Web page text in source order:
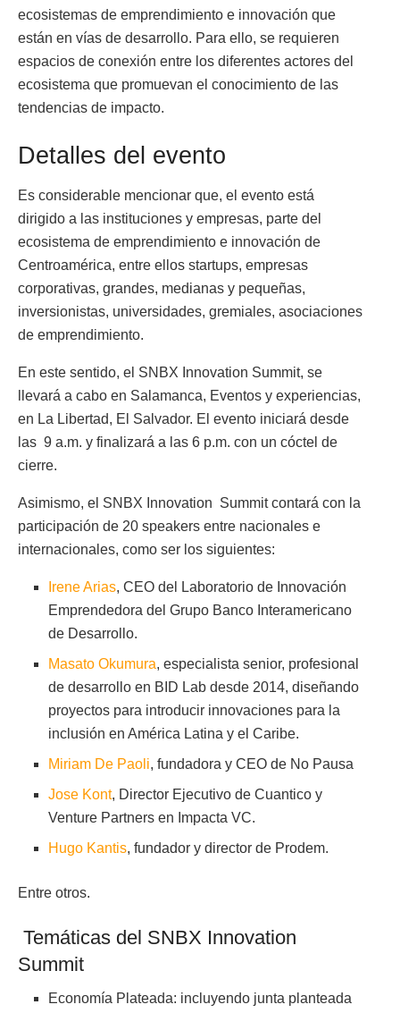
ecosistemas de emprendimiento e innovación que
están en vías de desarrollo. Para ello, se requieren
espacios de conexión entre los diferentes actores del
ecosistema que promuevan el conocimiento de las
tendencias de impacto.
Detalles del evento
Es considerable mencionar que, el evento está
dirigido a las instituciones y empresas, parte del
ecosistema de emprendimiento e innovación de
Centroamérica, entre ellos startups, empresas
corporativas, grandes, medianas y pequeñas,
inversionistas, universidades, gremiales, asociaciones
de emprendimiento.
En este sentido, el SNBX Innovation Summit, se
llevará a cabo en Salamanca, Eventos y experiencias,
en La Libertad, El Salvador. El evento iniciará desde
las 9 a.m. y finalizará a las 6 p.m. con un cóctel de
cierre.
Asimismo, el SNBX Innovation Summit contará con la
participación de 20 speakers entre nacionales e
internacionales, como ser los siguientes:
Irene Arias, CEO del Laboratorio de Innovación
Emprendedora del Grupo Banco Interamericano
de Desarrollo.
Masato Okumura, especialista senior, profesional
de desarrollo en BID Lab desde 2014, diseñando
proyectos para introducir innovaciones para la
inclusión en América Latina y el Caribe.
Miriam De Paoli, fundadora y CEO de No Pausa
Jose Kont, Director Ejecutivo de Cuantico y
Venture Partners en Impacta VC.
Hugo Kantis, fundador y director de Prodem.
Entre otros.
Temáticas del SNBX Innovation
Summit
Economía Plateada: incluyendo junta planteada